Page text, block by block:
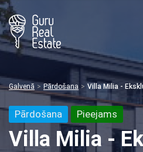
Galvenā Pārdošana
Pārdošana Pieejams
Villa Milia -